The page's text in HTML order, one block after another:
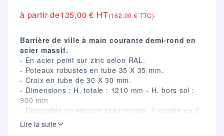
à partir de135,00 € HT(162,00 € TTC)
Barrière de ville à main courante demi-rond en
acier massif.
- En acier peint sur zinc selon RAL.
- Poteaux robustes en tube 35 X 35 mm.
- Croix en tube de 30 X 30 mm.
- Dimensions : H. totale : 1210 mm - H. hors sol :
900 mm
- Disponible en version sans crosse, 1 crosse ou 2
crosses.
- Existe aussi en version avec rosace décorative
Lire la suite